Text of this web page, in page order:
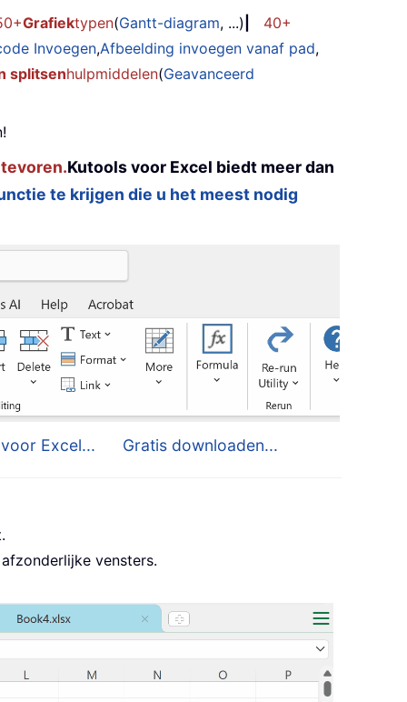
Grafiektypen(Gantt-diagram, ...)
40+
Invoegen,Afbeelding invoegen vanaf pad,
splitsenhulpmiddelen(Geavanceerd
Kutools voor Excel biedt meer dan
te krijgen die u het meest nodig
Excel... Gratis downloaden...
vensters.